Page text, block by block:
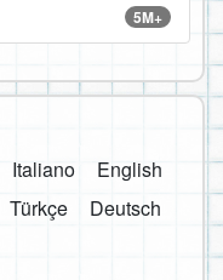
5M+
Italiano
English
Türkçe
Deutsch